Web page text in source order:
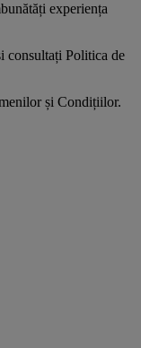
experiența
consultați Politica de
și Condițiilor.